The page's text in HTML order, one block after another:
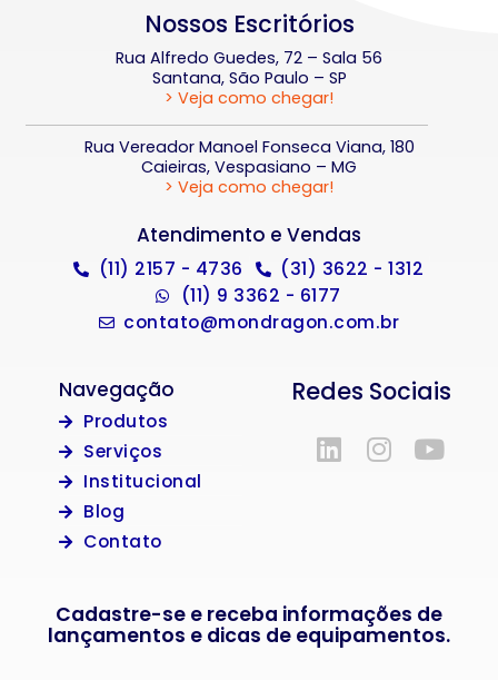
Nossos Escritórios
Rua Alfredo Guedes, 72 – Sala 56
Santana, São Paulo – SP
> Veja como chegar!
Rua Vereador Manoel Fonseca Viana, 180
Caieiras, Vespasiano – MG
> Veja como chegar!
Atendimento e Vendas
(11) 2157 - 4736
(31) 3622 - 1312
(11) 9 3362 - 6177
contato@mondragon.com.br
Navegação
Produtos
Serviços
Institucional
Blog
Contato
Redes Sociais
Cadastre-se e receba informações de
lançamentos e dicas de equipamentos.